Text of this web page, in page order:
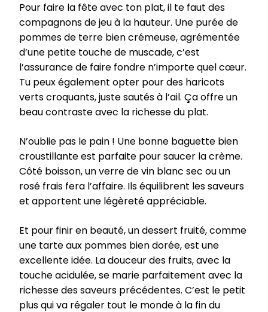
Pour faire la fête avec ton plat, il te faut des
compagnons de jeu à la hauteur. Une purée de
pommes de terre bien crémeuse, agrémentée
d’une petite touche de muscade, c’est
l’assurance de faire fondre n’importe quel cœur.
Tu peux également opter pour des haricots
verts croquants, juste sautés à l’ail. Ça offre un
beau contraste avec la richesse du plat.
N’oublie pas le pain ! Une bonne baguette bien
croustillante est parfaite pour saucer la crème.
Côté boisson, un verre de vin blanc sec ou un
rosé frais fera l’affaire. Ils équilibrent les saveurs
et apportent une légèreté appréciable.
Et pour finir en beauté, un dessert fruité, comme
une tarte aux pommes bien dorée, est une
excellente idée. La douceur des fruits, avec la
touche acidulée, se marie parfaitement avec la
richesse des saveurs précédentes. C’est le petit
plus qui va régaler tout le monde à la fin du